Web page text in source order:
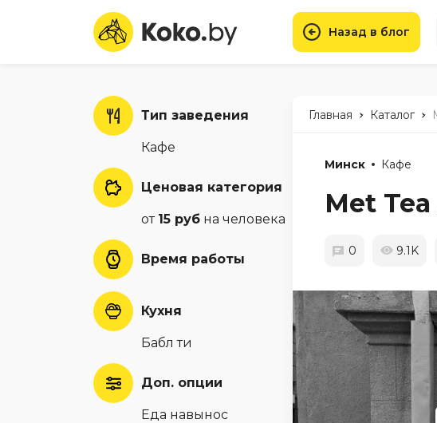
Назад в блог
Тип заведения
Кафе
Ценовая категория
от 15 руб на человека
Время работы
Кухня
Бабл ти
Доп. опции
Еда навынос
Главная - Каталог -
Минск Кафе
Met
0 9.1K